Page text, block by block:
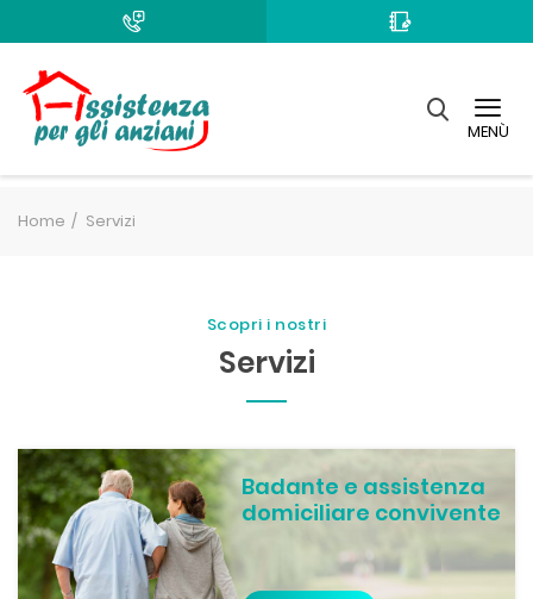
MENÙ
Home Servizi
Scopri i nostri
Servizi
Badante e assistenza
domiciliare convivente